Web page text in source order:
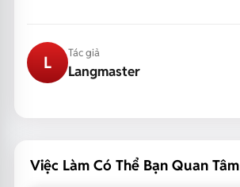
L Tác giả
Langmaster
Việc Làm Có Thể Bạn Quan Tâm